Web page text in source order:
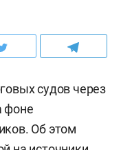
судов через
фоне
Об этом